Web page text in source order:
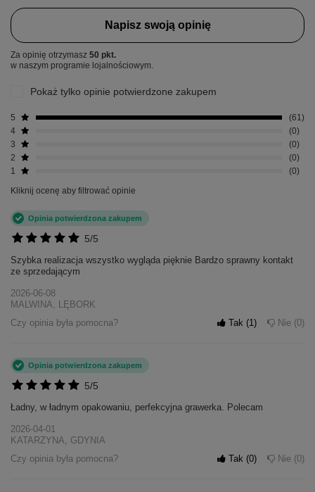
Napisz swoją opinię
Za opinię otrzymasz 50 pkt.
w naszym programie lojalnościowym.
Pokaż tylko opinie potwierdzone zakupem
5
61
4
0
3
0
2
0
1
0
Kliknij ocenę aby filtrować opinie
5/5
Opinia potwierdzona zakupem
Szybka realizacja wszystko wygląda pięknie Bardzo sprawny kontakt
ze sprzedającym
2026-06-08
MALWINA, LĘBORK
Czy opinia była pomocna?
Tak 1 Nie 0
5/5
Opinia potwierdzona zakupem
Ładny, w ładnym opakowaniu, perfekcyjna grawerka. Polecam
2026-04-01
KATARZYNA, GDYNIA
Czy opinia była pomocna?
Tak 0 Nie 0